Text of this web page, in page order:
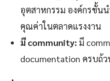
อุตสาหกรรม องค์กรชั้น
คุณค่าในตลาดแรงงาน
มี community: มี
documentation ครบถ้